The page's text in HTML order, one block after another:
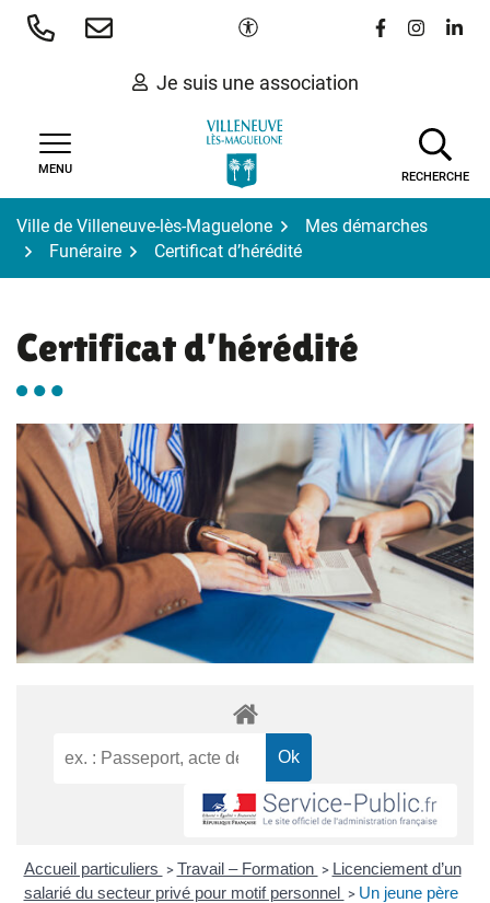
Aller
Paramètres d'accessibilité
Lien vers le
Lien vers
Lien
Je suis une association
MENU
RECHERCHE
Ville de Villeneuve-lès-Maguelone
Mes démarches
Funéraire
Certificat d’hérédité
Certificat d’hérédité
Accueil particuliers > Travail – Formation > Licenciement d’un
salarié du secteur privé pour motif personnel > Un jeune père